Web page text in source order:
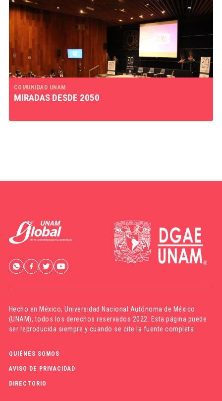
COMUNIDAD UNAM
MIRADAS DESDE 2050
Hecho en México,Universidad Nacional Autónoma de México
(UNAM), todos los derechos reservados 2022. Esta página puede
ser reproducida siempre y cuando se cite la fuente completa.
QUIÉNES SOMOS
AVISO DE PRIVACIDAD
DIRECTORIO